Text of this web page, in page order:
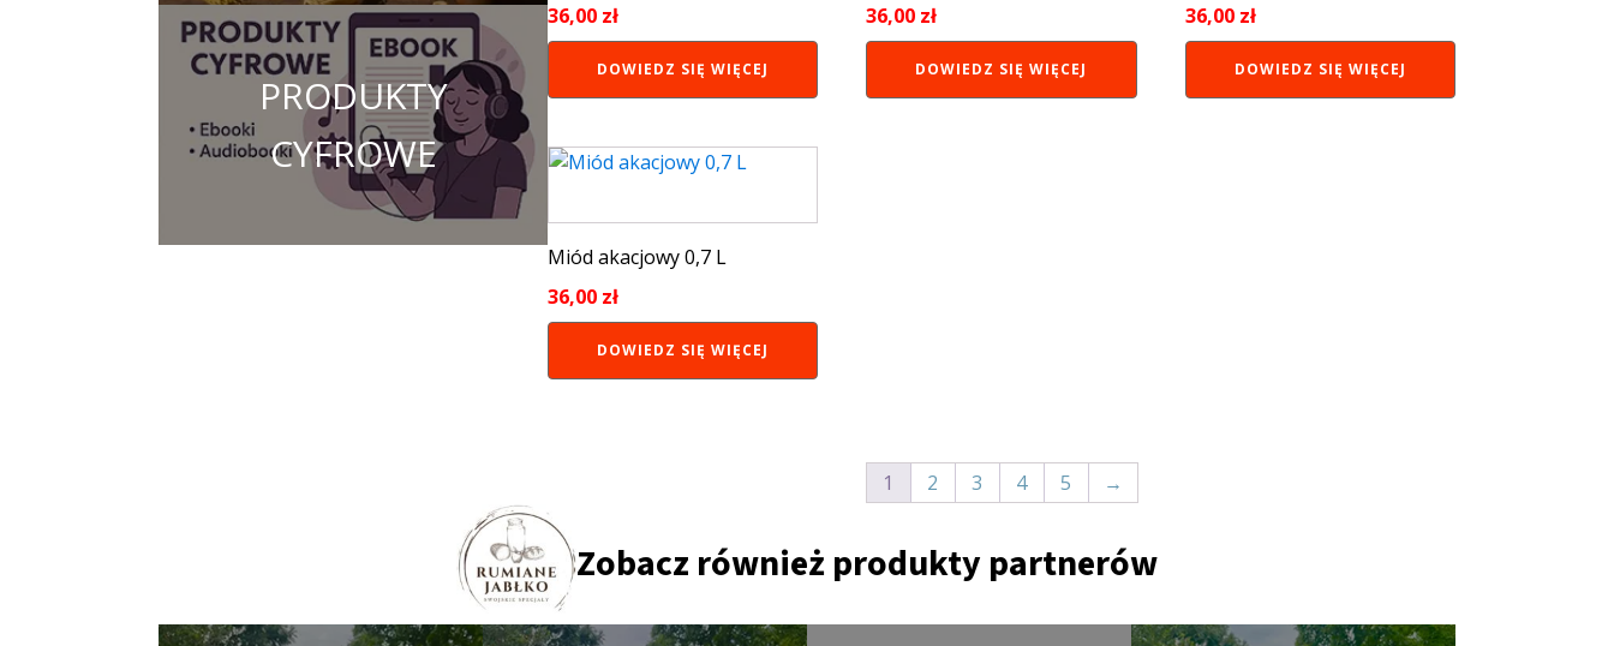
PRODUKTY
CYFROWE
36,00 zł
DOWIEDZ SIĘ WIĘCEJ
36,00 zł
DOWIEDZ SIĘ WIĘCEJ
36,00 zł
DOWIEDZ SIĘ WIĘCEJ
Miód akacjowy 0,7 L
36,00 zł
DOWIEDZ SIĘ WIĘCEJ
1 2 3 4 5 →
Zobacz również produkty partnerów